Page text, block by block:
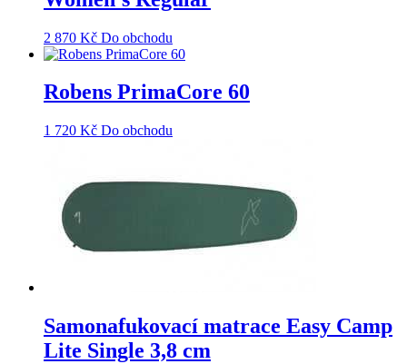
2 870 Kč Do obchodu
Robens PrimaCore 60
1 720 Kč Do obchodu
Samonafukovací matrace Easy Camp
Lite Single 3,8 cm